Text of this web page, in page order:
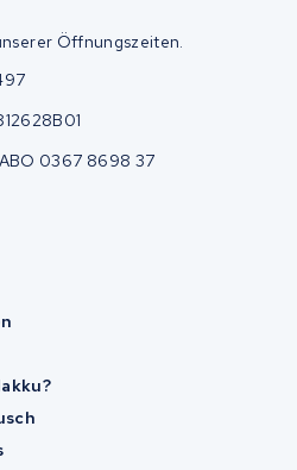
Öffnungszeiten.
0367 8698 37